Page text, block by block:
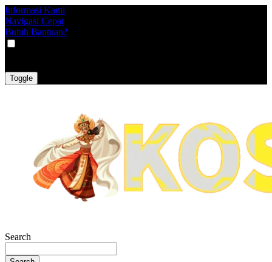
Informasi Kami
Navigasi Cepat
Butuh Bantuan?
Toggle
Search